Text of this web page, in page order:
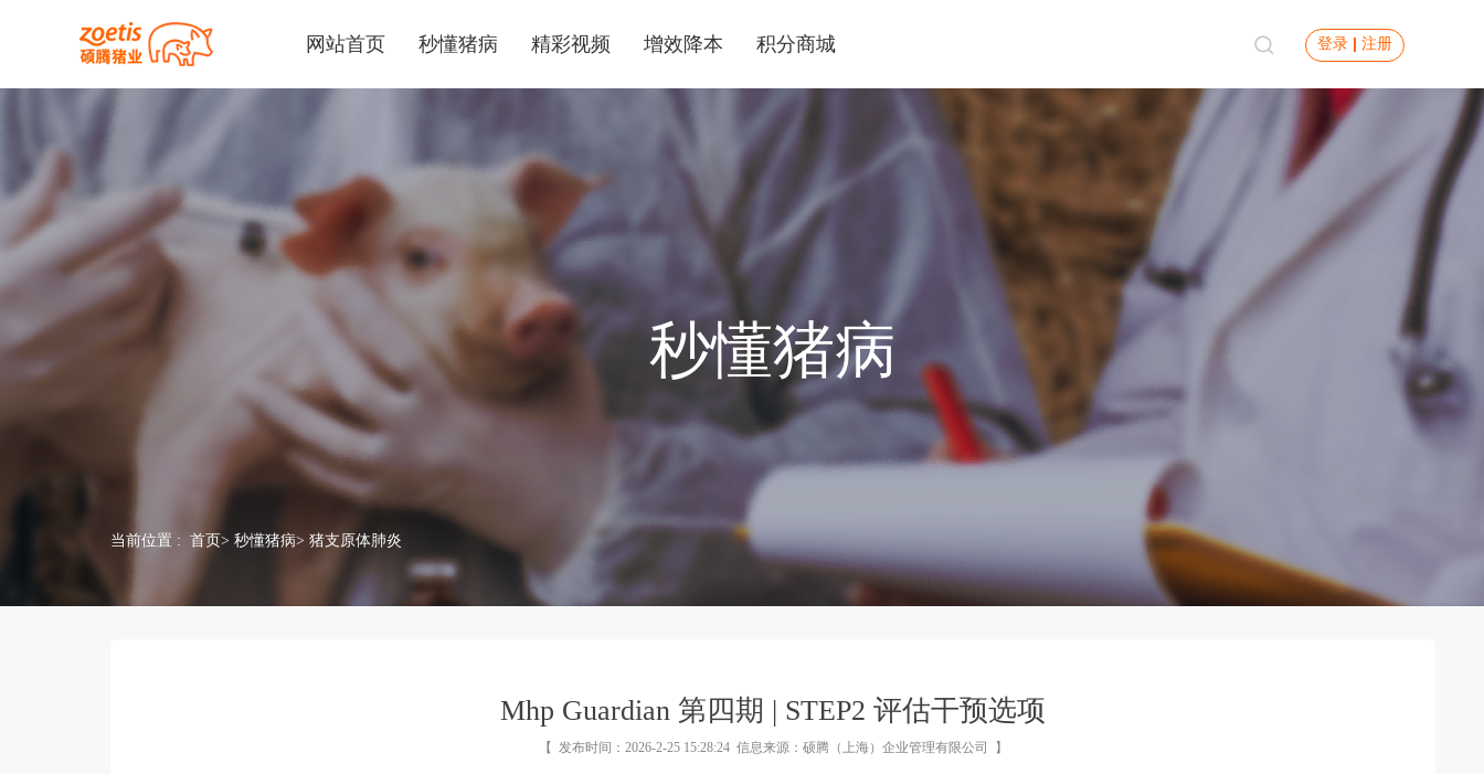
网站首页 秒懂猪病 精彩视频 增效降本 积分商城 登录 注册
秒懂猪病
当前位置 : 首页> 秒懂猪病> 猪支原体肺炎
Mhp Guardian 第四期 | STEP2 评估干预选项
【 发布时间：2026-2-25 15:28:24 信息来源： 硕腾（上海）企业管理有限公司 】